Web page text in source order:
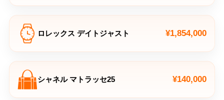
ロレックス デイトジャスト ¥1,854,000
シャネル マトラッセ25 ¥140,000